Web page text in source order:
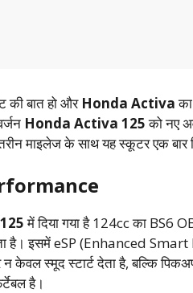
की बात हो और Honda Activa
Honda Activa 125को नए
माइलेज के साथ यह स्कूटर एक बार
में दिया गया है 124cc का BS6
इसमें eSP (Enhanced Smart
केवल स्मूद स्टार्ट देता है, बल्कि
है।